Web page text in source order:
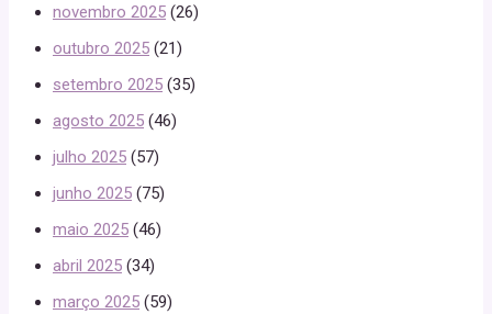
novembro 2025 (26)
outubro 2025 (21)
setembro 2025 (35)
agosto 2025 (46)
julho 2025 (57)
junho 2025 (75)
maio 2025 (46)
abril 2025 (34)
março 2025 (59)